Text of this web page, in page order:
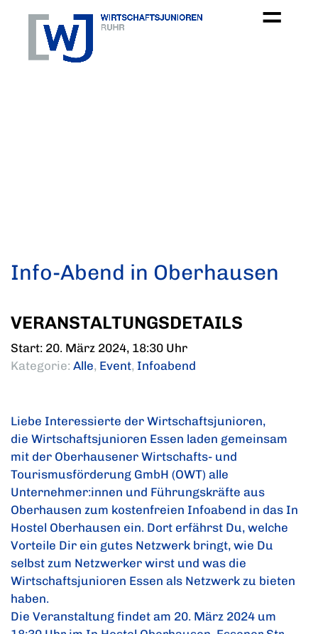
Info-Abend in Oberhausen
VERANSTALTUNGSDETAILS
Start: 20. März 2024, 18:30 Uhr
Kategorie: Alle, Event, Infoabend
Liebe Interessierte der Wirtschaftsjunioren,
die Wirtschaftsjunioren Essen laden gemeinsam
mit der Oberhausener Wirtschafts- und
Tourismusförderung GmbH (OWT) alle
Unternehmer:innen und Führungskräfte aus
Oberhausen zum kostenfreien Infoabend in das In
Hostel Oberhausen ein. Dort erfährst Du, welche
Vorteile Dir ein gutes Netzwerk bringt, wie Du
selbst zum Netzwerker wirst und was die
Wirtschaftsjunioren Essen als Netzwerk zu bieten
haben.
Die Veranstaltung findet am 20. März 2024 um